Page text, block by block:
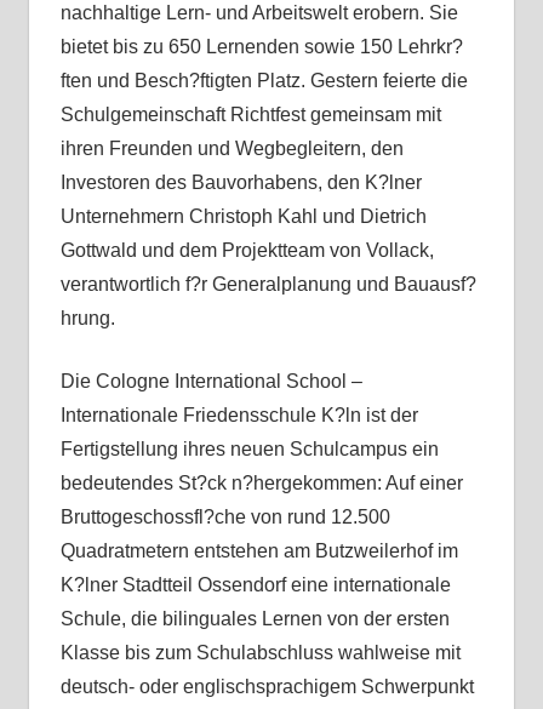
nachhaltige Lern- und Arbeitswelt erobern. Sie
bietet bis zu 650 Lernenden sowie 150 Lehrkr?
ften und Besch?ftigten Platz. Gestern feierte die
Schulgemeinschaft Richtfest gemeinsam mit
ihren Freunden und Wegbegleitern, den
Investoren des Bauvorhabens, den K?lner
Unternehmern Christoph Kahl und Dietrich
Gottwald und dem Projektteam von Vollack,
verantwortlich f?r Generalplanung und Bauausf?
hrung.
Die Cologne International School –
Internationale Friedensschule K?ln ist der
Fertigstellung ihres neuen Schulcampus ein
bedeutendes St?ck n?hergekommen: Auf einer
Bruttogeschossfl?che von rund 12.500
Quadratmetern entstehen am Butzweilerhof im
K?lner Stadtteil Ossendorf eine internationale
Schule, die bilinguales Lernen von der ersten
Klasse bis zum Schulabschluss wahlweise mit
deutsch- oder englischsprachigem Schwerpunkt